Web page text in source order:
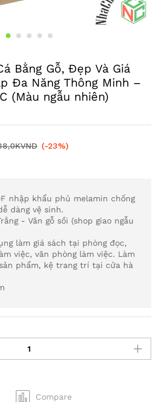
Bằng Gỗ, Đẹp Và Giá
Đa Năng Thông Minh –
(Màu ngẫu nhiên)
VND (-23%)
nhập khẩu phủ melamin chống
dàng vệ sinh.
- Vân gỗ sồi (shop giao ngẫu
làm giá sách tại phòng đọc,
việc, văn phòng làm việc. Làm
phẩm, kệ trang trí tại cửa hà
Compare